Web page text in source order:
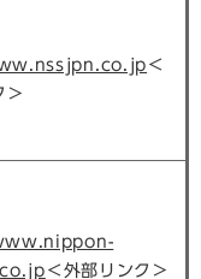
＜
＞
＜外部リンク＞